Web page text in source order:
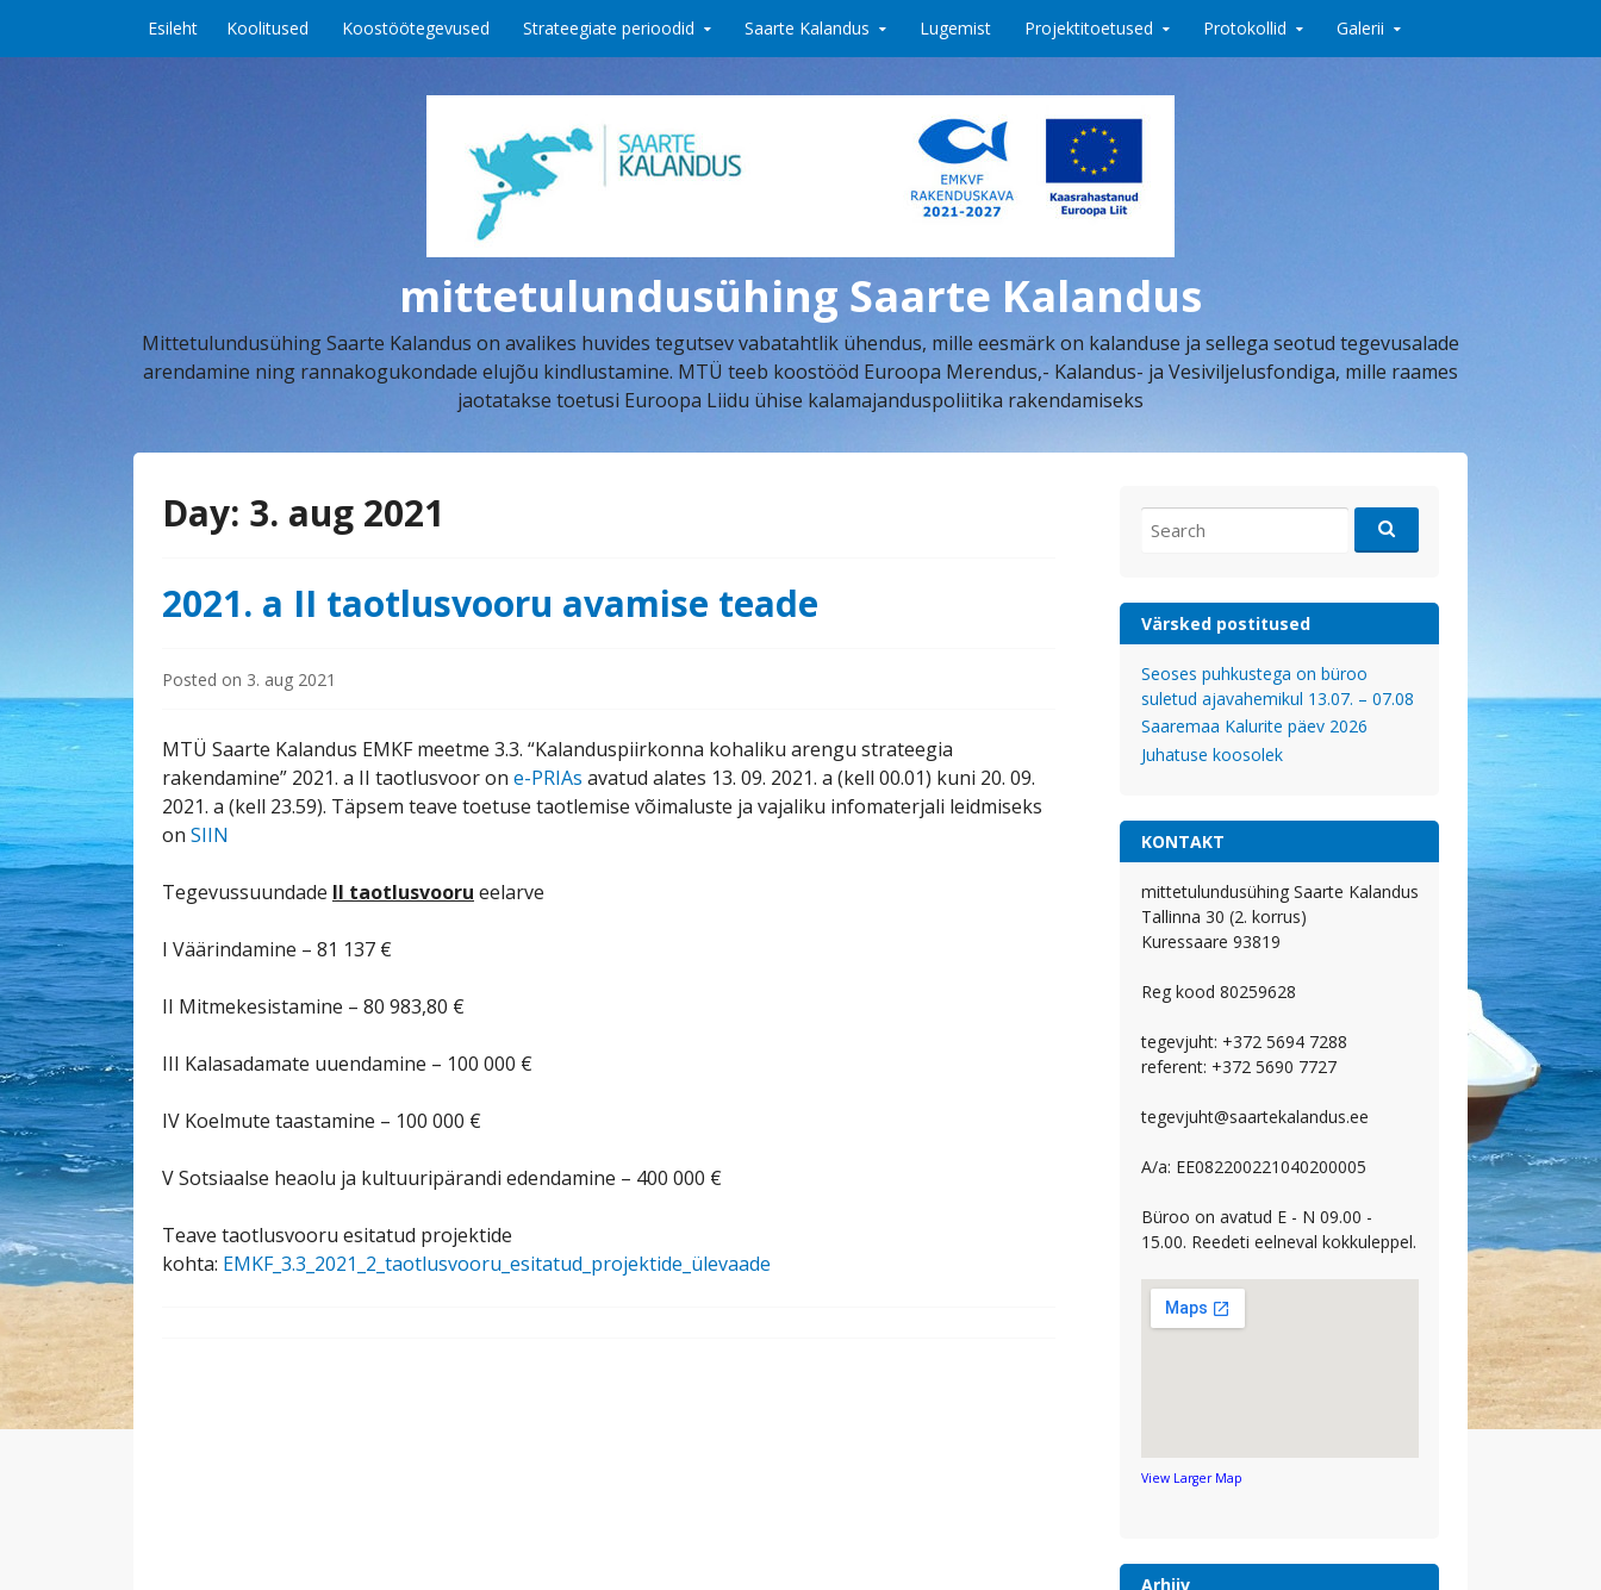
Esileht Koolitused Koostöötegevused Strateegiate perioodid Saarte Kalandus Lugemist Projektitoetused Protokollid Galerii
mittetulundusühing Saarte Kalandus
Mittetulundusühing Saarte Kalandus on avalikes huvides tegutsev vabatahtlik ühendus, mille eesmärk on kalanduse ja sellega seotud tegevusalade
arendamine ning rannakogukondade elujõu kindlustamine. MTÜ teeb koostööd Euroopa Merendus,- Kalandus- ja Vesiviljelusfondiga, mille raames
jaotatakse toetusi Euroopa Liidu ühise kalamajanduspoliitika rakendamiseks
Day: 3. aug 2021
2021. a II taotlusvooru avamise teade
Posted on 3. aug 2021
MTÜ Saarte Kalandus EMKF meetme 3.3. “Kalanduspiirkonna kohaliku arengu strateegia
rakendamine” 2021. a II taotlusvoor on e-PRIAs avatud alates 13. 09. 2021. a (kell 00.01) kuni 20. 09.
2021. a (kell 23.59). Täpsem teave toetuse taotlemise võimaluste ja vajaliku infomaterjali leidmiseks
on SIIN
Tegevussuundade II taotlusvooru eelarve
I Väärindamine – 81 137 €
II Mitmekesistamine – 80 983,80 €
III Kalasadamate uuendamine – 100 000 €
IV Koelmute taastamine – 100 000 €
V Sotsiaalse heaolu ja kultuuripärandi edendamine – 400 000 €
Teave taotlusvooru esitatud projektide
kohta: EMKF_3.3_2021_2_taotlusvooru_esitatud_projektide_ülevaade
for:
Värsked postitused
Seoses puhkustega on büroo
suletud ajavahemikul 13.07. – 07.08
Saaremaa Kalurite päev 2026
Juhatuse koosolek
KONTAKT
mittetulundusühing Saarte Kalandus
Tallinna 30 (2. korrus)
Kuressaare 93819
Reg kood 80259628
tegevjuht: +372 5694 7288
referent: +372 5690 7727
tegevjuht@saartekalandus.ee
A/a: EE082200221040200005
Büroo on avatud E - N 09.00 -
15.00. Reedeti eelneval kokkuleppel.
View Larger Map
Arhiiv